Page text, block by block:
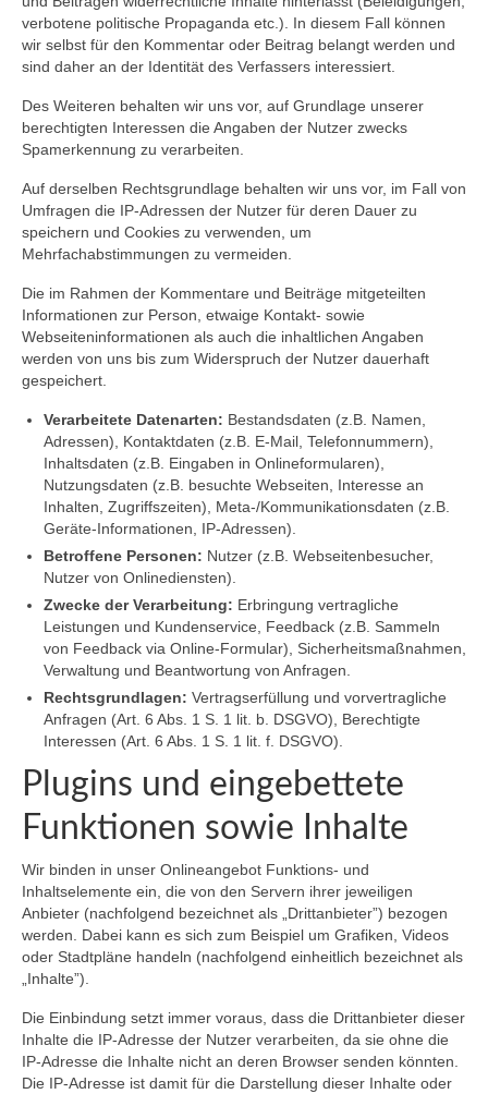
verbotene politische Propaganda etc.). In diesem Fall können
wir selbst für den Kommentar oder Beitrag belangt werden und
sind daher an der Identität des Verfassers interessiert.
Des Weiteren behalten wir uns vor, auf Grundlage unserer
berechtigten Interessen die Angaben der Nutzer zwecks
Spamerkennung zu verarbeiten.
Auf derselben Rechtsgrundlage behalten wir uns vor, im Fall von
Umfragen die IP-Adressen der Nutzer für deren Dauer zu
speichern und Cookies zu verwenden, um
Mehrfachabstimmungen zu vermeiden.
Die im Rahmen der Kommentare und Beiträge mitgeteilten
Informationen zur Person, etwaige Kontakt- sowie
Webseiteninformationen als auch die inhaltlichen Angaben
werden von uns bis zum Widerspruch der Nutzer dauerhaft
gespeichert.
Verarbeitete Datenarten: Bestandsdaten (z.B. Namen,
Adressen), Kontaktdaten (z.B. E-Mail, Telefonnummern),
Inhaltsdaten (z.B. Eingaben in Onlineformularen),
Nutzungsdaten (z.B. besuchte Webseiten, Interesse an
Inhalten, Zugriffszeiten), Meta-/Kommunikationsdaten (z.B.
Geräte-Informationen, IP-Adressen).
Betroffene Personen: Nutzer (z.B. Webseitenbesucher,
Nutzer von Onlinediensten).
Zwecke der Verarbeitung: Erbringung vertragliche
Leistungen und Kundenservice, Feedback (z.B. Sammeln
von Feedback via Online-Formular), Sicherheitsmaßnahmen,
Verwaltung und Beantwortung von Anfragen.
Rechtsgrundlagen: Vertragserfüllung und vorvertragliche
Anfragen (Art. 6 Abs. 1 S. 1 lit. b. DSGVO), Berechtigte
Interessen (Art. 6 Abs. 1 S. 1 lit. f. DSGVO).
Plugins und eingebettete
Funktionen sowie Inhalte
Wir binden in unser Onlineangebot Funktions- und
Inhaltselemente ein, die von den Servern ihrer jeweiligen
Anbieter (nachfolgend bezeichnet als „Drittanbieter”) bezogen
werden. Dabei kann es sich zum Beispiel um Grafiken, Videos
oder Stadtpläne handeln (nachfolgend einheitlich bezeichnet als
„Inhalte”).
Die Einbindung setzt immer voraus, dass die Drittanbieter dieser
Inhalte die IP-Adresse der Nutzer verarbeiten, da sie ohne die
IP-Adresse die Inhalte nicht an deren Browser senden könnten.
Die IP-Adresse ist damit für die Darstellung dieser Inhalte oder